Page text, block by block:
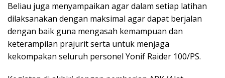
Beliau juga menyampaikan agar dalam setiap latihan
dilaksanakan dengan maksimal agar dapat berjalan
dengan baik guna mengasah kemampuan dan
keterampilan prajurit serta untuk menjaga
kekompakan seluruh personel Yonif Raider 100/PS.